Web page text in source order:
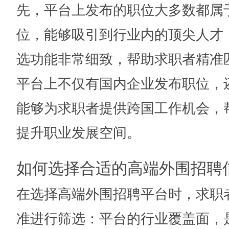
先，平台上发布的职位大多数都
位，能够吸引到行业内的顶尖人
选功能非常细致，帮助求职者精
平台上不仅有国内企业发布职位
能够为求职者提供跨国工作机会
提升职业发展空间。
如何选择合适的高端外围招聘
在选择高端外围招聘平台时，求
准进行筛选：平台的行业覆盖面